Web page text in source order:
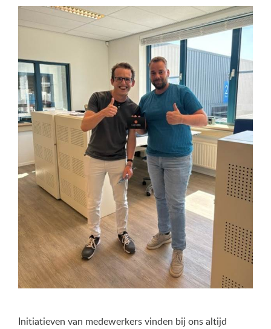
Initiatieven van medewerkers vinden bij ons altijd